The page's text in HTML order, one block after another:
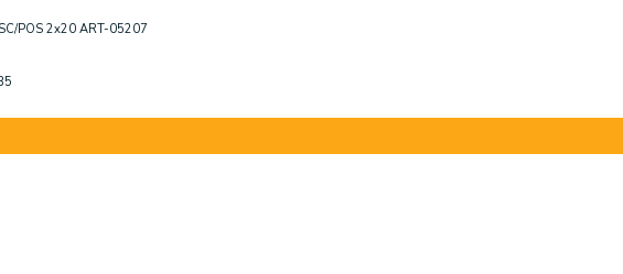
POS 2x20 ART-05207